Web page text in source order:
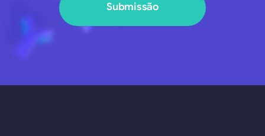
Submissão